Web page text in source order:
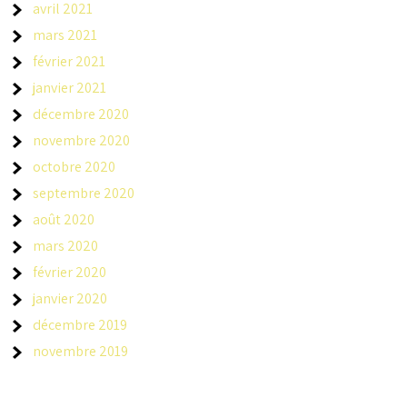
avril 2021
mars 2021
février 2021
janvier 2021
décembre 2020
novembre 2020
octobre 2020
septembre 2020
août 2020
mars 2020
février 2020
janvier 2020
décembre 2019
novembre 2019